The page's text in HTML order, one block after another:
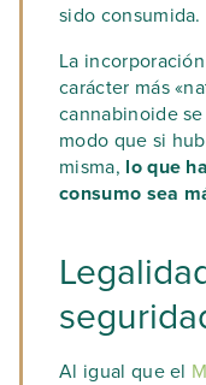
sido consumida.
La
carácter más
cannabinoide
modo que si
misma, lo que
consumo sea
Al igual que el